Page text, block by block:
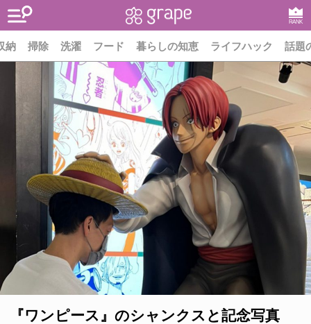
RANK
納 掃除 洗濯 フード 暮らしの知恵 ライフハック 話題
『ワンピース』のシャンクスと記念写真